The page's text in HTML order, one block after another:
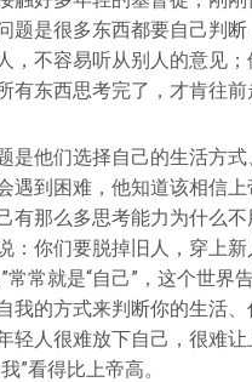
题是很多东西都要自己判断
，不容易听从别人的意见；
有东西思考完了，才肯往前
是他们选择自己的生活方式
遇到困难，他知道该相信上
有那么多思考能力为什么不
：你们要脱掉旧人，穿上新
常常就是“自己”，这个世界
我的方式来判断你的生活、
轻人很难放下自己，很难让
”看得比上帝高。